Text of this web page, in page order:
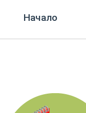
Начало